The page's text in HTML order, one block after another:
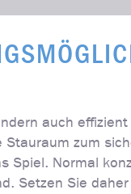
auch
zum
Spiel. Normal
Setzen Sie